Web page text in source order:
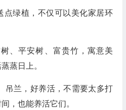
点绿植，不仅可以美化家居环
、平安树、富贵竹，寓意美
蒸日上。
吊兰，好养活，不需要太多打
，也能养活它们。